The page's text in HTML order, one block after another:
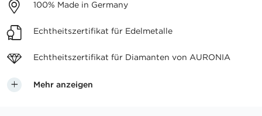
100% Made in Germany
Echtheitszertifikat für Edelmetalle
Echtheitszertifikat für Diamanten von AURONIA
Mehr anzeigen